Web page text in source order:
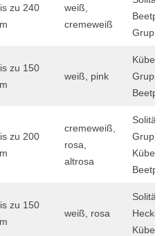
zu 240
weiß,
cremeweiß
zu 150
weiß, pink
zu 200
cremeweiß,
rosa,
altrosa
zu 150
weiß, rosa